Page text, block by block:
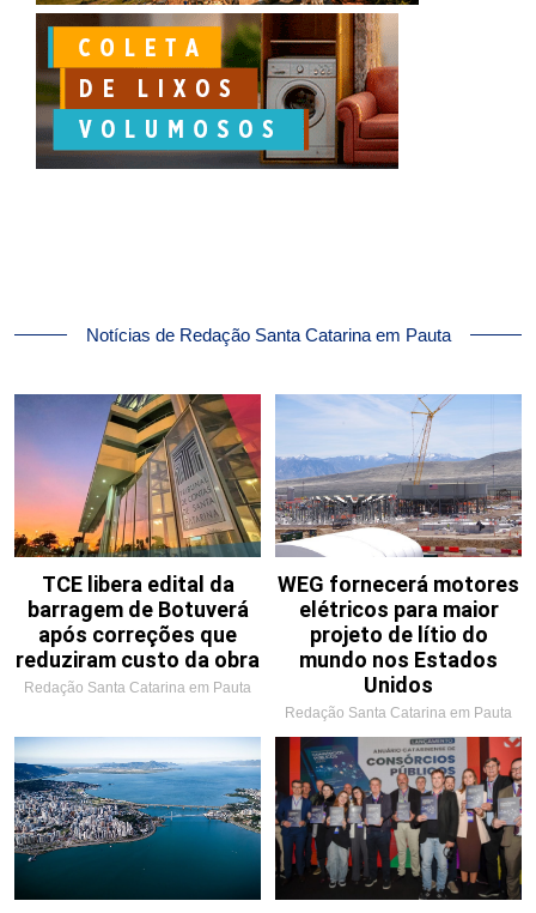
Notícias de Redação Santa Catarina em Pauta
TCE libera edital da
barragem de Botuverá
após correções que
reduziram custo da obra
Redação Santa Catarina em Pauta
WEG fornecerá motores
elétricos para maior
projeto de lítio do
mundo nos Estados
Unidos
Redação Santa Catarina em Pauta